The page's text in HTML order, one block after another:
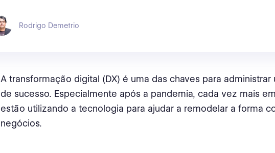
Rodrigo Demetrio
A transformação digital (DX) é uma das chaves para administrar
de sucesso. Especialmente após a pandemia, cada vez mais
estão utilizando a tecnologia para ajudar a remodelar a forma
negócios.